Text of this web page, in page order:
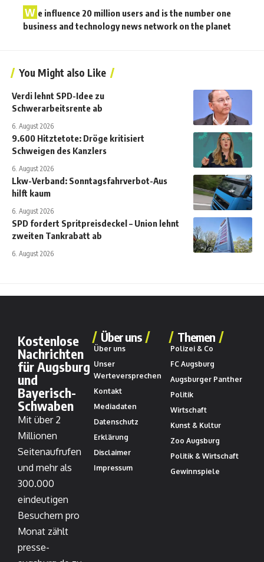
W e influence 20 million users and is the number one
business and technology news network on the planet
You Might also Like
Verdi lehnt SPD-Idee zu
Schwerarbeitsrente ab
6. August 2026
9.600 Hitztetote: Dröge kritisiert
Schweigen des Kanzlers
6. August 2026
Lkw-Verband: Sonntagsfahrverbot-Aus
hilft kaum
6. August 2026
SPD fordert Spritpreisdeckel – Union lehnt
zweiten Tankrabatt ab
6. August 2026
Kostenlose
Nachrichten
für Augsburg
und
Bayerisch-
Schwaben
Mit über 2
Millionen
Seitenaufrufen
und mehr als
300.000
eindeutigen
Besuchern pro
Monat zählt
presse-
Über uns
Über uns
Unser
Werteversprechen
Kontakt
Mediadaten
Datenschutz
Erklärung
Disclaimer
Impressum
Themen
Polizei & Co
FC Augsburg
Augsburger Panther
Politik
Wirtschaft
Kunst & Kultur
Zoo Augsburg
Politik & Wirtschaft
Gewinnspiele